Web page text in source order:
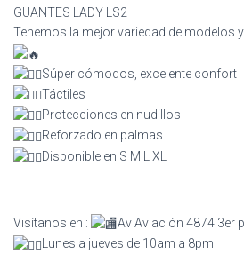
GUANTES LADY LS2
Tenemos la mejor variedad de modelos
Súper cómodos, excelente confort
Táctiles
Protecciones en nudillos
Reforzado en palmas
Disponible en S M L XL
Visítanos en :
Av Aviación 4874 3er
Lunes a jueves de 10am a 8pm